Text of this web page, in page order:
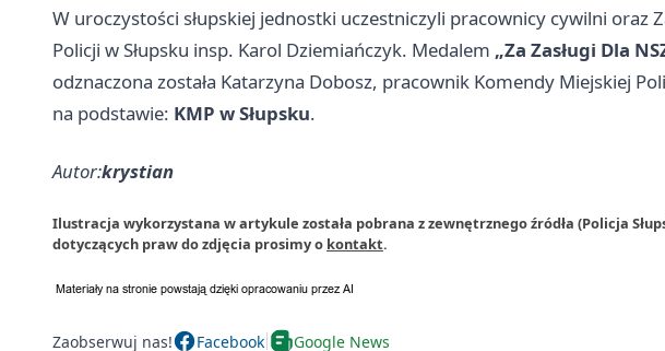
W uroczystości słupskiej jednostki uczestniczyli pracownicy cywilni oraz
Policji w Słupsku insp. Karol Dziemiańczyk. Medalem „Za Zasługi Dla
odznaczona została Katarzyna Dobosz, pracownik Komendy Miejskiej
na podstawie: KMP w Słupsku.
Autor:krystian
Ilustracja wykorzystana w artykule została pobrana z zewnętrznego źródła (Policja
dotyczących praw do zdjęcia prosimy o kontakt.
Zaobserwuj nas! Facebook Google News